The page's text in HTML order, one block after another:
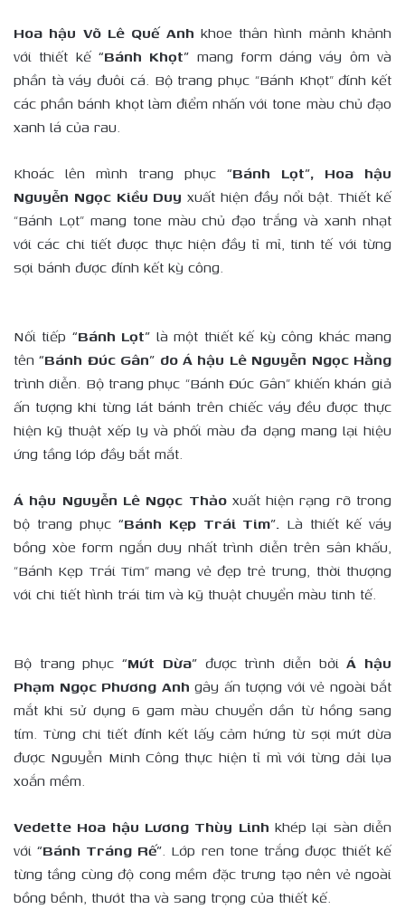
Hoa hậu Võ Lê Quế Anh khoe thân hình mảnh khảnh
với thiết kế “Bánh Khọt” mang form dáng váy ôm và
phần tà váy đuôi cá. Bộ trang phục “Bánh Khọt” đính kết
các phần bánh khọt làm điểm nhấn với tone màu chủ đạo
xanh lá của rau.
Khoác lên mình trang phục “Bánh Lọt”, Hoa hậu
Nguyễn Ngọc Kiều Duy xuất hiện đầy nổi bật. Thiết kế
“Bánh Lọt” mang tone màu chủ đạo trắng và xanh nhạt
với các chi tiết được thực hiện đầy tỉ mỉ, tinh tế với từng
sợi bánh được đính kết kỳ công.
Nối tiếp “Bánh Lọt” là một thiết kế kỳ công khác mang
tên “Bánh Đúc Gân” do Á hậu Lê Nguyễn Ngọc Hằng
trình diễn. Bộ trang phục “Bánh Đúc Gân” khiến khán giả
ấn tượng khi từng lát bánh trên chiếc váy đều được thực
hiện kỹ thuật xếp ly và phối màu đa dạng mang lại hiệu
ứng tầng lớp đầy bắt mắt.
Á hậu Nguyễn Lê Ngọc Thảoxuất hiện rạng rỡ trong
bộ trang phục“Bánh Kẹp Trái Tim”. Là thiết kế váy
bồng xòe form ngắn duy nhất trình diễn trên sân khấu,
“Bánh Kẹp Trái Tim” mang vẻ đẹp trẻ trung, thời thượng
với chi tiết hình trái tim và kỹ thuật chuyển màu tinh tế.
Bộ trang phục“Mứt Dừa” được trình diễn bởiÁ hậu
Phạm Ngọc Phương Anh gây ấn tượng với vẻ ngoài bắt
mắt khi sử dụng 6 gam màu chuyển dần từ hồng sang
tím. Từng chi tiết đính kết lấy cảm hứng từ sợi mứt dừa
được Nguyễn Minh Công thực hiện tỉ mì với từng dải lụa
xoắn mềm.
Vedette Hoa hậu Lương Thùy Linh khép lại sàn diễn
với “Bánh Tráng Rế”. Lớp ren tone trắng được thiết kế
từng tầng cùng độ cong mềm đặc trưng tạo nên vẻ ngoài
bồng bềnh, thướt tha và sang trọng của thiết kế.